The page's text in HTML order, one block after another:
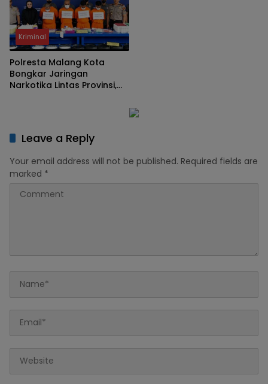
Kriminal
Polresta Malang Kota
Bongkar Jaringan
Narkotika Lintas Provinsi,
Leave a Reply
Your email address will not be published. Required fields are
marked *